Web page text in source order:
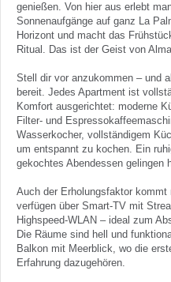
genießen. Von hier aus erlebt
Sonnenaufgänge auf ganz La
Horizont und macht das
Ritual. Das ist der Geist von
Stell dir vor anzukommen – und
bereit. Jedes Apartment ist
Komfort ausgerichtet: moderne
Filter- und
Wasserkocher, vollständigem
um entspannt zu kochen. Ein
gekochtes Abendessen gelingen
Auch der Erholungsfaktor
verfügen über Smart-TV mit
Highspeed-WLAN – ideal zum
Die Räume sind hell und
Balkon mit Meerblick, wo die
Erfahrung dazugehören.